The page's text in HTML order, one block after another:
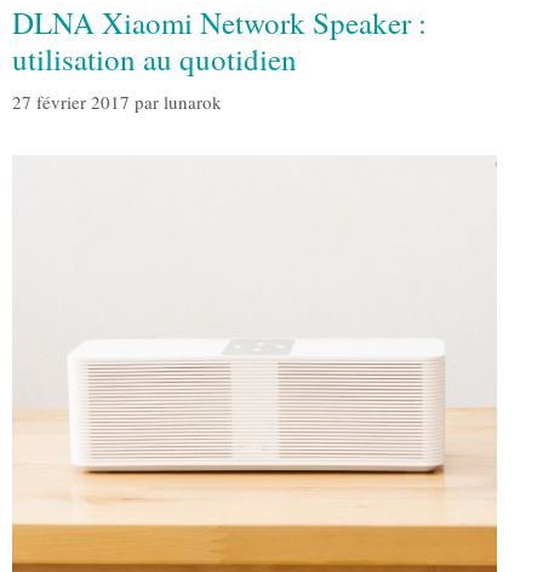
DLNA Xiaomi Network Speaker :
utilisation au quotidien
27 février 2017 par lunarok